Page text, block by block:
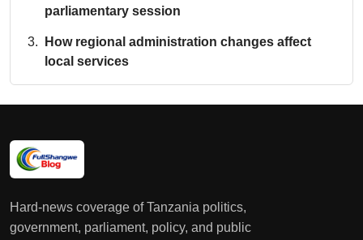
parliamentary session
How regional administration changes affect
local services
Hard-news coverage of Tanzania politics,
government, parliament, policy, and public